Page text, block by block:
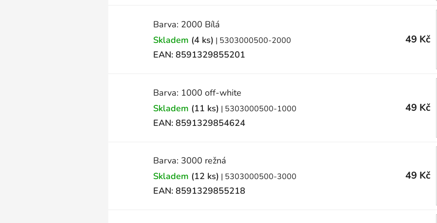
Barva: 2000 Bílá
Skladem (4 ks) | 5303000500-2000
EAN: 8591329855201
49 Kč
Barva: 1000 off-white
Skladem (11 ks) | 5303000500-1000
EAN: 8591329854624
49 Kč
Barva: 3000 režná
Skladem (12 ks) | 5303000500-3000
EAN: 8591329855218
49 Kč